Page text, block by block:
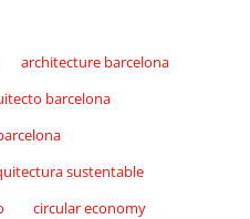
architecture barcelona
barcelona
sustentable
circular economy